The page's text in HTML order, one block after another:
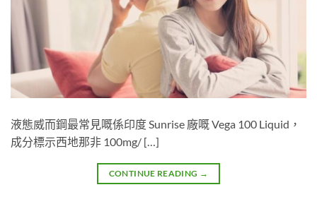
液態威而鋼最常見嘅係印度 Sunrise 廠嘅 Vega 100 Liquid，
成分標示西地那非 100mg/ […]
CONTINUE READING →